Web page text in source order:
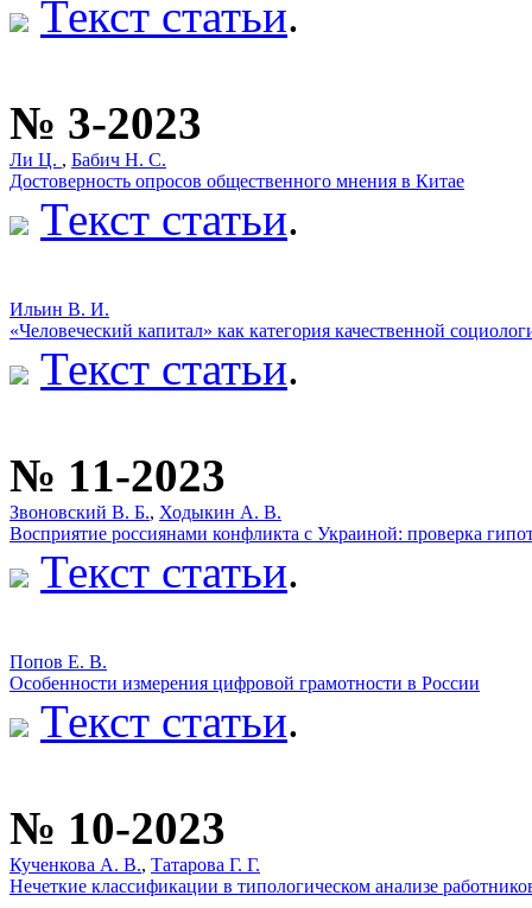
Текст статьи.
№ 3-2023
Ли Ц. , Бабич Н. С.
Достоверность опросов общественного мнения в Китае
Текст статьи.
Ильин В. И.
«Человеческий капитал» как категория качественной
Текст статьи.
№ 11-2023
Звоновский В. Б., Ходыкин А. В.
Восприятие россиянами конфликта с Украиной: проверка
Текст статьи.
Попов Е. В.
Особенности измерения цифровой грамотности в России
Текст статьи.
№ 10-2023
Кученкова А. В., Татарова Г. Г.
Нечеткие классификации в типологическом анализе